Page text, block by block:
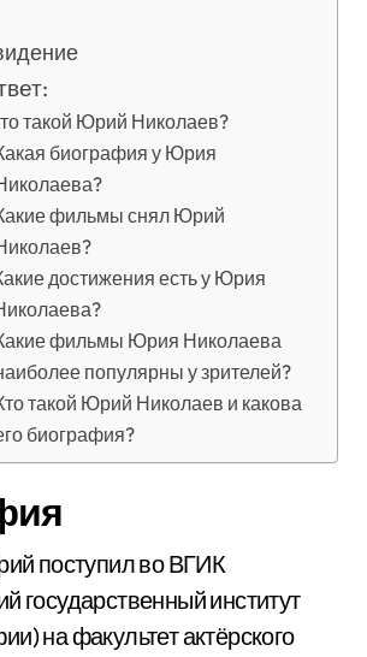
такой Юрий Николаев?
биография у Юрия
фильмы снял Юрий
достижения есть у Юрия
фильмы Юрия Николаева
популярны у зрителей?
такой Юрий Николаев и какова
биография?
поступил во ВГИК
государственный институт
на факультет актёрского